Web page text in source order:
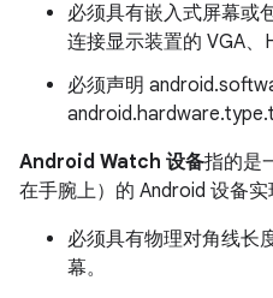
必须具有嵌入式屏幕或
连接显示装置的 VGA、
必须声明
Android Watch 设备指的是
在手腕上）的 Android 设备实
必须具有物理对角线长
幕。